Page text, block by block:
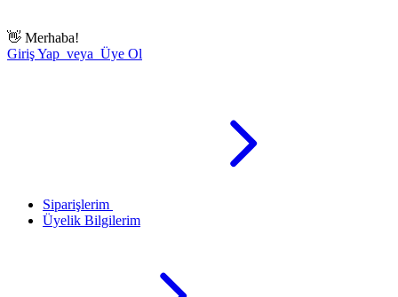
👋 Merhaba!
Giriş Yap veya Üye Ol
Siparişlerim
Üyelik Bilgilerim